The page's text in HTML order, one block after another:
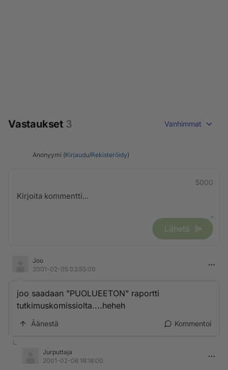
Vastaukset 3 Vanhimmat
Anonyymi (Kirjaudu/Rekisteröidy)
5000
Lähetä
Joo
2001-02-05 03:55:00
joo saadaan "PUOLUEETON" raportti
tutkimuskomissiolta....heheh
Äänestä Kommentoi
Jurputtaja
2001-02-06 18:16:00